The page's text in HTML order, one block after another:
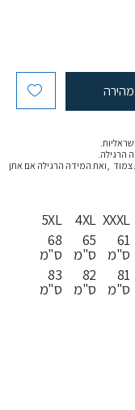
מהירה
הרגילה.
צמוד ,ואת המידה הרגילה אם אתן
5XL
68
ס"מ
83
ס"מ
4XL
65
ס"מ
82
ס"מ
XXXL
61
ס"מ
81
ס"מ